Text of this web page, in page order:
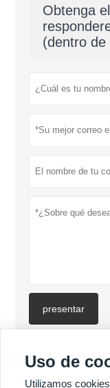
Obtenga
(dentro de
presentar
MÁS
Uso de
Utilizamos